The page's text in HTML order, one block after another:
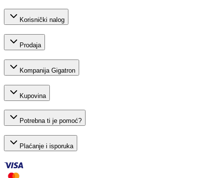
Korisnički nalog
Prodaja
Kompanija Gigatron
Kupovina
Potrebna ti je pomoć?
Plaćanje i isporuka